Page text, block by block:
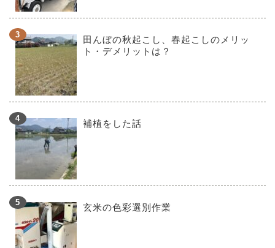
田んぼの秋起こし、春起こしのメリッ
ト・デメリットは？
補植をした話
玄米の色彩選別作業